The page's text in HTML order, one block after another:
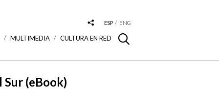
ESP ENG
MULTIMEDIA CULTURA EN RED
Sur (eBook)